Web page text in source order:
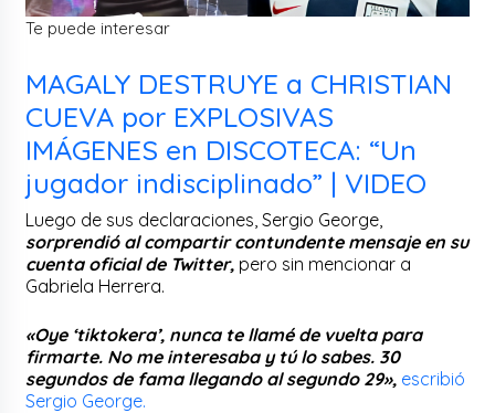
Te puede interesar
MAGALY DESTRUYE a CHRISTIAN
CUEVA por EXPLOSIVAS
IMÁGENES en DISCOTECA: “Un
jugador indisciplinado” | VIDEO
Luego de sus declaraciones, Sergio George,
sorprendió al compartir contundente mensaje en su
cuenta oficial de Twitter, pero sin mencionar a
Gabriela Herrera.
«Oye ‘tiktokera’, nunca te llamé de vuelta para
firmarte. No me interesaba y tú lo sabes. 30
segundos de fama llegando al segundo 29», escribió
Sergio George.